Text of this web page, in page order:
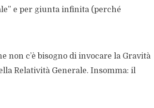
e per giunta infinita (perché
non c’è bisogno di invocare la Gravità
Relatività Generale. Insomma: il